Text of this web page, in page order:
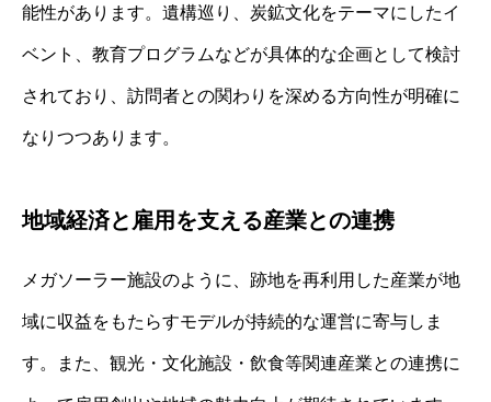
能性があります。遺構巡り、炭鉱文化をテーマにしたイ
ベント、教育プログラムなどが具体的な企画として検討
されており、訪問者との関わりを深める方向性が明確に
なりつつあります。
地域経済と雇用を支える産業との連携
メガソーラー施設のように、跡地を再利用した産業が地
域に収益をもたらすモデルが持続的な運営に寄与しま
す。また、観光・文化施設・飲食等関連産業との連携に